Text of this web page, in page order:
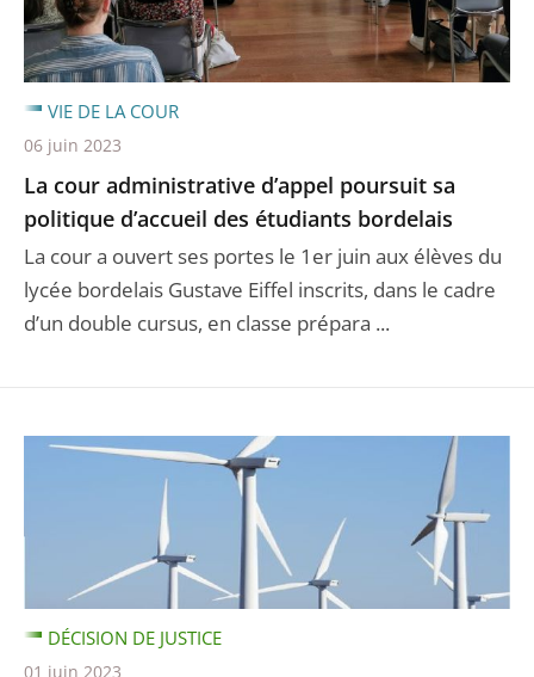
La cour administrative d’appel poursuit sa
politique d’accueil des étudiants bordelais
La cour a ouvert ses portes le 1er juin aux élèves du
lycée bordelais Gustave Eiffel inscrits, dans le cadre
d’un double cursus, en classe prépara ...
VIE DE LA COUR
06 juin 2023
DÉCISION DE JUSTICE
01 juin 2023